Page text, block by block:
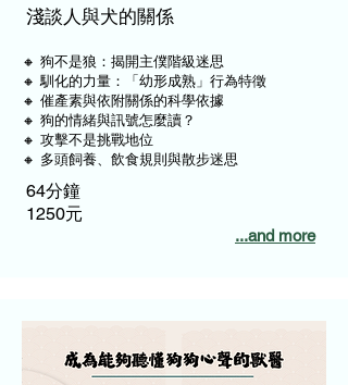
淺談人與犬的關係
🔸 狗不是狼：揭開主僕階級迷思
🔸 馴化的力量：「幼形成熟」行為特徵
🔸 催產素與依附關係的科學依據
🔸 狗的情緒與訊號怎麼讀？
🔸 攻擊不是挑戰地位
🔸 多頭飼養、飲食規則與散步迷思
64分鐘
1250元
...and more